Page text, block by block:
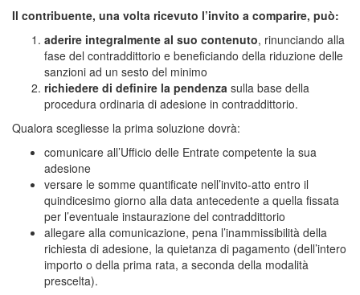
Il contribuente, una volta ricevuto l’invito a comparire, può:
aderire integralmente al suo contenuto, rinunciando alla
fase del contraddittorio e beneficiando della riduzione delle
sanzioni ad un sesto del minimo
richiedere di definire la pendenza sulla base della
procedura ordinaria di adesione in contraddittorio.
Qualora scegliesse la prima soluzione dovrà:
comunicare all’Ufficio delle Entrate competente la sua
adesione
versare le somme quantificate nell’invito-atto entro il
quindicesimo giorno alla data antecedente a quella fissata
per l’eventuale instaurazione del contraddittorio
allegare alla comunicazione, pena l’inammissibilità della
richiesta di adesione, la quietanza di pagamento (dell’intero
importo o della prima rata, a seconda della modalità
prescelta).